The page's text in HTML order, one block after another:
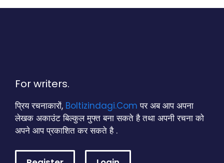
For writers.
प्रिय रचनाकारों, Boltizindagi.Com पर अब आप अपना
लेखक अकाउंट बिल्कुल मुफ्त बना सकते है तथा अपनी रचना को
अपने आप प्रकाशित कर सकते है .